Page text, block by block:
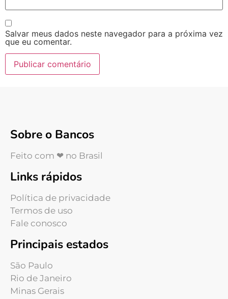
Salvar meus dados neste navegador para a próxima vez
que eu comentar.
Sobre o Bancos
Feito com ❤ no Brasil
Links rápidos
Política de privacidade
Termos de uso
Fale conosco
Principais estados
São Paulo
Rio de Janeiro
Minas Gerais